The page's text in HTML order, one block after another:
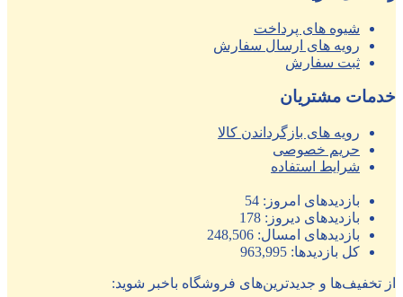
شیوه های پرداخت
رویه های ارسال سفارش
ثبت سفارش
خدمات مشتریان
رویه های بازگرداندن کالا
حریم خصوصی
شرایط استفاده
بازدیدهای امروز: 54
بازدیدهای دیروز: 178
بازدیدهای امسال: 248,506
کل بازدیدها: 963,995
از تخفیف‌ها و جدیدترین‌های فروشگاه باخبر شوید: